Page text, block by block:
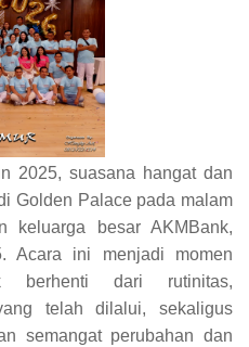
2025, suasana hangat dan
Golden Palace pada malam
keluarga besar AKMBank,
Acara ini menjadi momen
berhenti dari rutinitas,
telah dilalui, sekaligus
semangat perubahan dan